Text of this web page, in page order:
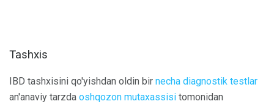
Tashxis
IBD tashxisini qo'yishdan oldin bir necha diagnostik testlar
an'anaviy tarzda oshqozon mutaxassisi tomonidan